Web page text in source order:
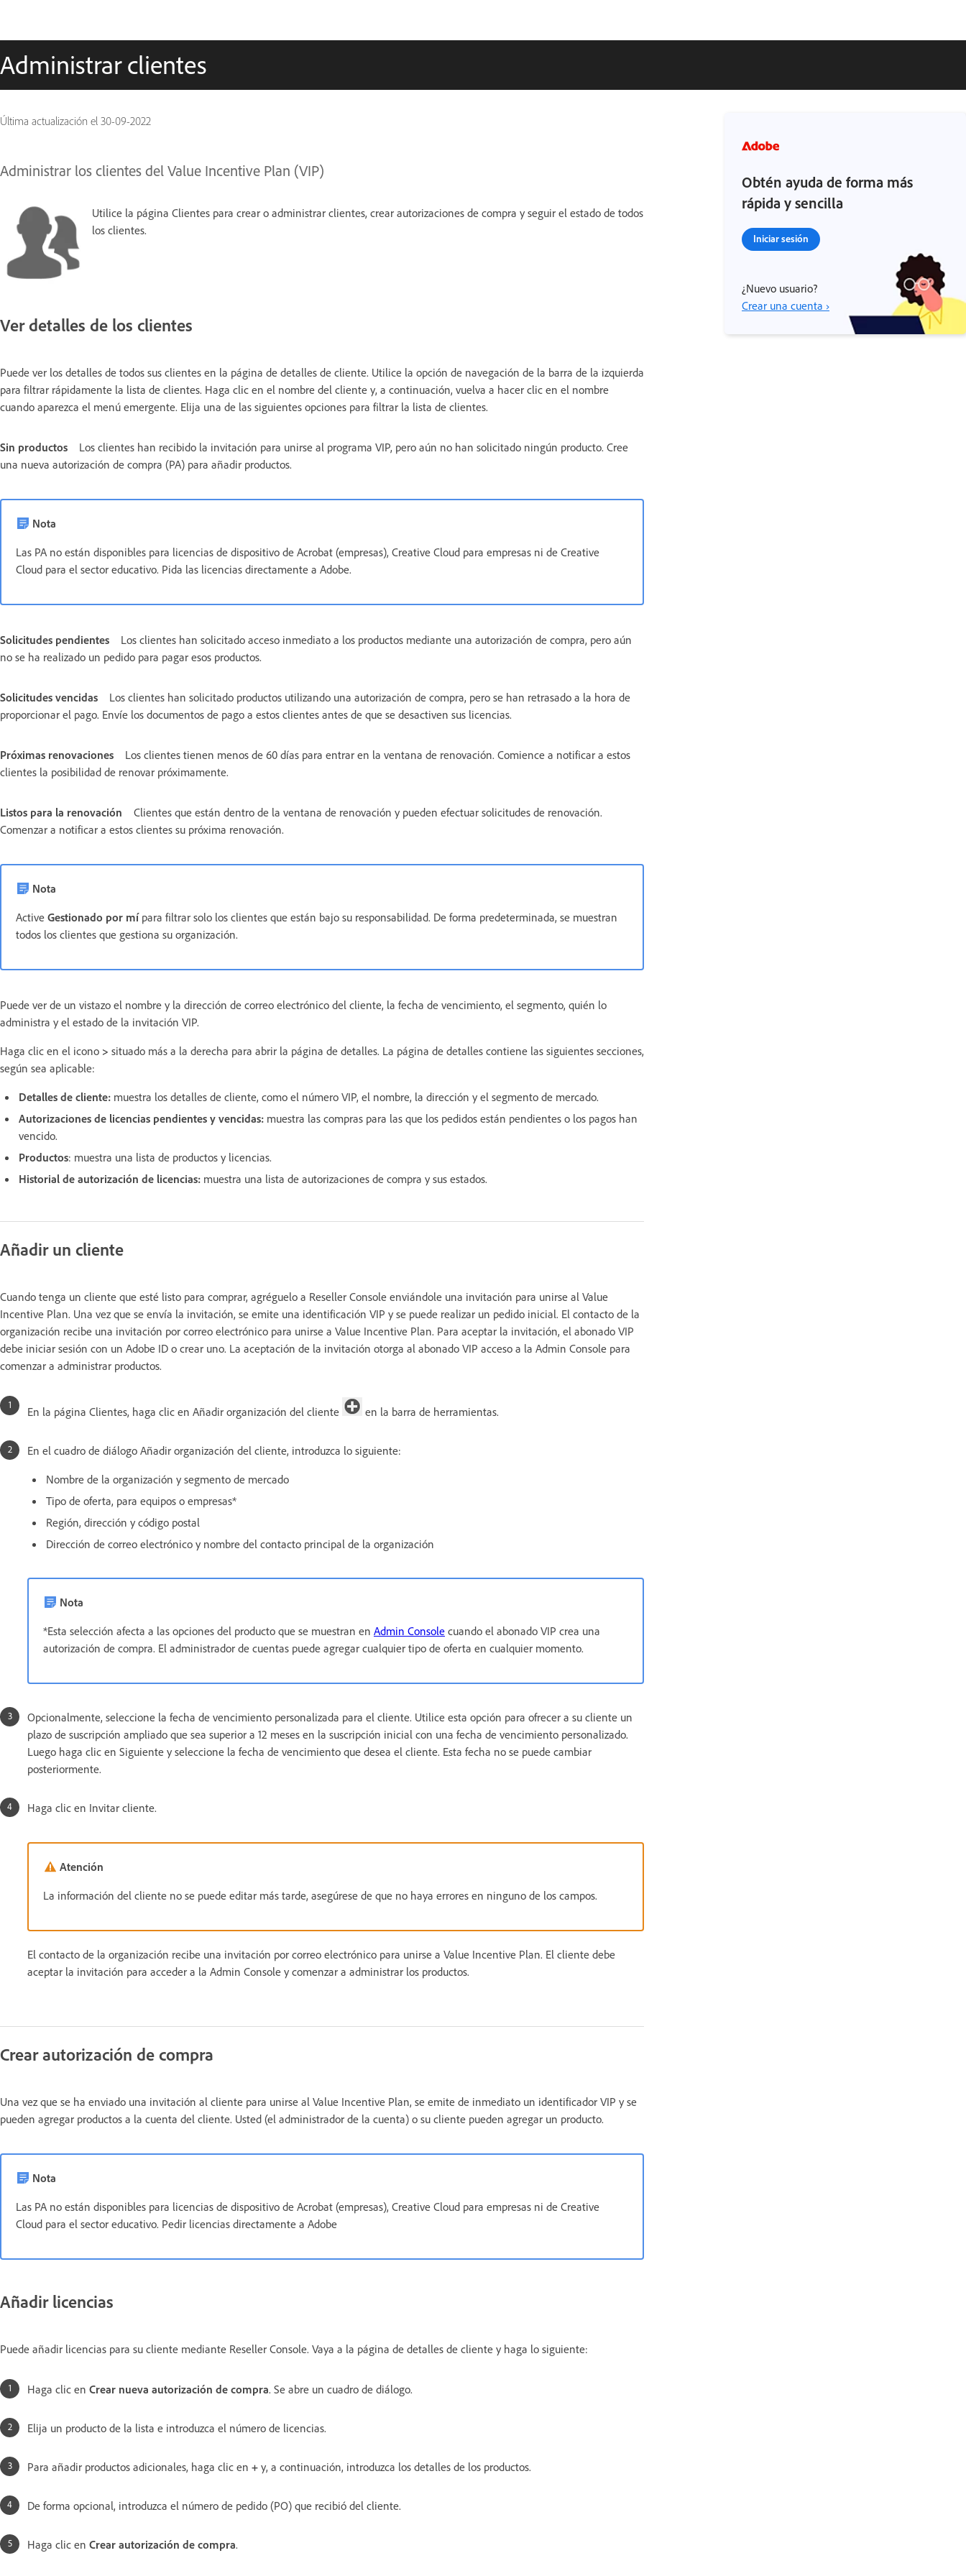
Administrar clientes
Última actualización el 30-09-2022
Administrar los clientes del Value Incentive Plan (VIP)
Utilice la página Clientes para crear o administrar clientes, crear autorizaciones de compra y seguir el estado de todos
los clientes.
Ver detalles de los clientes
Puede ver los detalles de todos sus clientes en la página de detalles de cliente. Utilice la opción de navegación de la barra de la izquierda
para filtrar rápidamente la lista de clientes. Haga clic en el nombre del cliente y, a continuación, vuelva a hacer clic en el nombre
cuando aparezca el menú emergente. Elija una de las siguientes opciones para filtrar la lista de clientes.
Sin productos
Los clientes han recibido la invitación para unirse al programa VIP, pero aún no han solicitado ningún producto. Cree
una nueva autorización de compra (PA) para añadir productos.
Nota
Las PA no están disponibles para licencias de dispositivo de Acrobat (empresas), Creative Cloud para empresas ni de Creative
Cloud para el sector educativo. Pida las licencias directamente a Adobe.
Solicitudes pendientes
Los clientes han solicitado acceso inmediato a los productos mediante una autorización de compra, pero aún
no se ha realizado un pedido para pagar esos productos.
Solicitudes vencidas
Los clientes han solicitado productos utilizando una autorización de compra, pero se han retrasado a la hora de
proporcionar el pago. Envíe los documentos de pago a estos clientes antes de que se desactiven sus licencias.
Próximas renovaciones
Los clientes tienen menos de 60 días para entrar en la ventana de renovación. Comience a notificar a estos
clientes la posibilidad de renovar próximamente.
Listos para la renovación
Clientes que están dentro de la ventana de renovación y pueden efectuar solicitudes de renovación.
Comenzar a notificar a estos clientes su próxima renovación.
Nota
Active Gestionado por mípara filtrar solo los clientes que están bajo su responsabilidad. De forma predeterminada, se muestran
todos los clientes que gestiona su organización.
Puede ver de un vistazo el nombre y la dirección de correo electrónico del cliente, la fecha de vencimiento, el segmento, quién lo
administra y el estado de la invitación VIP.
Haga clic en el icono > situado más a la derecha para abrir la página de detalles. La página de detalles contiene las siguientes secciones,
según sea aplicable:
Detalles de cliente: muestra los detalles de cliente, como el número VIP, el nombre, la dirección y el segmento de mercado.
Autorizaciones de licencias pendientes y vencidas: muestra las compras para las que los pedidos están pendientes o los pagos han
vencido.
Productos: muestra una lista de productos y licencias.
Historial de autorización de licencias: muestra una lista de autorizaciones de compra y sus estados.
Añadir un cliente
Cuando tenga un cliente que esté listo para comprar, agréguelo a Reseller Console enviándole una invitación para unirse al Value
Incentive Plan. Una vez que se envía la invitación, se emite una identificación VIP y se puede realizar un pedido inicial. El contacto de la
organización recibe una invitación por correo electrónico para unirse a Value Incentive Plan. Para aceptar la invitación, el abonado VIP
debe iniciar sesión con un Adobe ID o crear uno. La aceptación de la invitación otorga al abonado VIP acceso a la Admin Console para
comenzar a administrar productos.
En la página Clientes, haga clic en Añadir organización del cliente en la barra de herramientas.
En el cuadro de diálogo Añadir organización del cliente, introduzca lo siguiente:
Nombre de la organización y segmento de mercado
Tipo de oferta, para equipos o empresas*
Región, dirección y código postal
Dirección de correo electrónico y nombre del contacto principal de la organización
Nota
*Esta selección afecta a las opciones del producto que se muestran en Admin Console cuando el abonado VIP crea una
autorización de compra. El administrador de cuentas puede agregar cualquier tipo de oferta en cualquier momento.
Opcionalmente, seleccione la fecha de vencimiento personalizada para el cliente. Utilice esta opción para ofrecer a su cliente un
plazo de suscripción ampliado que sea superior a 12 meses en la suscripción inicial con una fecha de vencimiento personalizado.
Luego haga clic en Siguiente y seleccione la fecha de vencimiento que desea el cliente. Esta fecha no se puede cambiar
posteriormente.
Haga clic en Invitar cliente.
Atención
La información del cliente no se puede editar más tarde, asegúrese de que no haya errores en ninguno de los campos.
El contacto de la organización recibe una invitación por correo electrónico para unirse a Value Incentive Plan. El cliente debe
aceptar la invitación para acceder a la Admin Console y comenzar a administrar los productos.
Crear autorización de compra
Una vez que se ha enviado una invitación al cliente para unirse al Value Incentive Plan, se emite de inmediato un identificador VIP y se
pueden agregar productos a la cuenta del cliente. Usted (el administrador de la cuenta) o su cliente pueden agregar un producto.
Nota
Las PA no están disponibles para licencias de dispositivo de Acrobat (empresas), Creative Cloud para empresas ni de Creative
Cloud para el sector educativo. Pedir licencias directamente a Adobe
Añadir licencias
Puede añadir licencias para su cliente mediante Reseller Console. Vaya a la página de detalles de cliente y haga lo siguiente:
Haga clic en Crear nueva autorización de compra. Se abre un cuadro de diálogo.
Elija un producto de la lista e introduzca el número de licencias.
Para añadir productos adicionales, haga clic en + y, a continuación, introduzca los detalles de los productos.
De forma opcional, introduzca el número de pedido (PO) que recibió del cliente.
Haga clic en Crear autorización de compra.
Obtén ayuda de forma más
rápida y sencilla
Iniciar sesión
¿Nuevo usuario?
Crear una cuenta ›